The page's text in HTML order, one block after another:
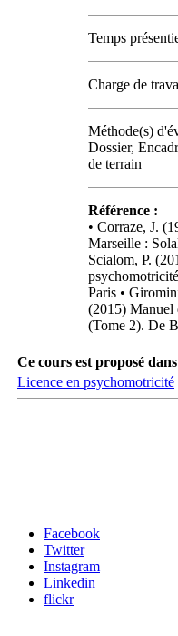
Temps
Charge de
Méthode(s)
Dossier,
de terrain
Référence :
• Corraze, J.
Marseille :
Scialom, P.
Paris •
(2015) Manuel
(Tome 2). De
Ce cours est proposé
Licence en psychomotricité
Facebook
Twitter
Instagram
Linkedin
flickr